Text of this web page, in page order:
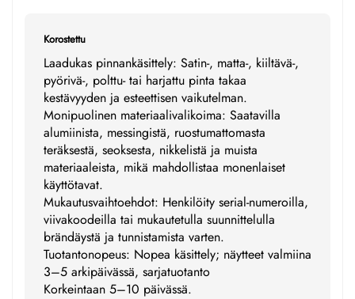
Korostettu
Laadukas pinnankäsittely: Satin-, matta-, kiiltävä-,
pyörivä-, polttu- tai harjattu pinta takaa
kestävyyden ja esteettisen vaikutelman.
Monipuolinen materiaalivalikoima: Saatavilla
alumiinista, messingistä, ruostumattomasta
teräksestä, seoksesta, nikkelistä ja muista
materiaaleista, mikä mahdollistaa monenlaiset
käyttötavat.
Mukautusvaihtoehdot: Henkilöity serial-numeroilla,
viivakoodeilla tai mukautetulla suunnittelulla
brändäystä ja tunnistamista varten.
Tuotantonopeus: Nopea käsittely; näytteet valmiina
3–5 arkipäivässä, sarjatuotanto
Korkeintaan 5–10 päivässä.